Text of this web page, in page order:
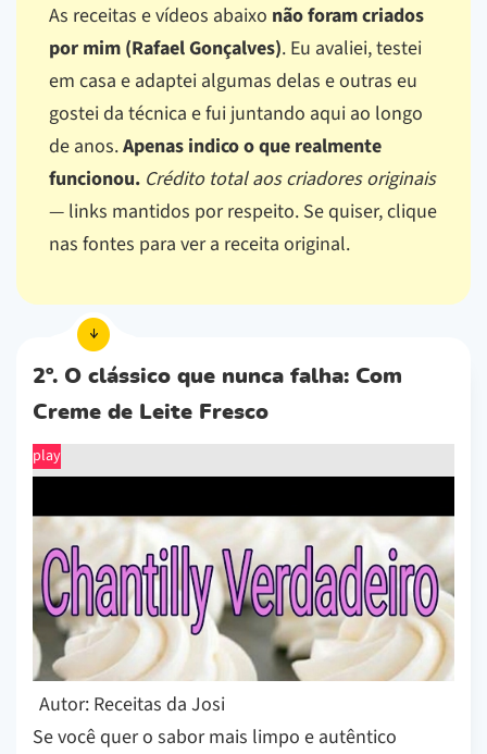
As receitas e vídeos abaixo não foram criados
por mim (Rafael Gonçalves). Eu avaliei, testei
em casa e adaptei algumas delas e outras eu
gostei da técnica e fui juntando aqui ao longo
de anos.Apenas indico o que realmente
funcionou. Crédito total aos criadores originais
— links mantidos por respeito. Se quiser, clique
nas fontes para ver a receita original.
2º. O clássico que nunca falha: Com
Creme de Leite Fresco
play
Autor: Receitas da Josi
Se você quer o sabor mais limpo e autêntico